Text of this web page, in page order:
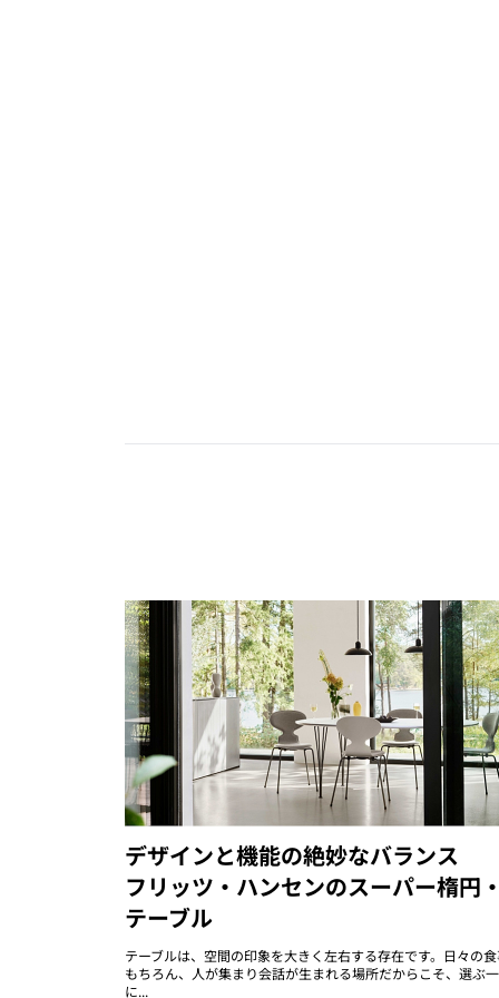
デザインと機能の絶妙なバランス
フリッツ・ハンセンのスーパー楕円
テーブル
テーブルは、空間の印象を大きく左右する存在です。日々の
もちろん、人が集まり会話が生まれる場所だからこそ、選ぶ
に...